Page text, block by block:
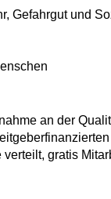
Gefahrgut und
an der
gratis